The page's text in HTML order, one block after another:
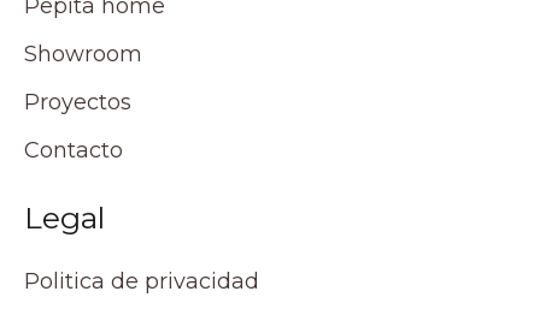
Pepita home
Showroom
Proyectos
Contacto
Legal
Politica de privacidad